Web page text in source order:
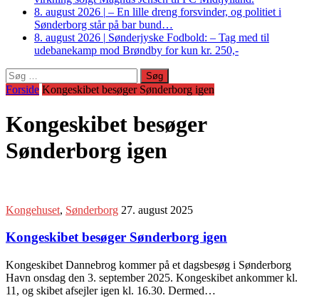
8. august 2026 | – En lille dreng forsvinder, og politiet i
Sønderborg står på bar bund…
8. august 2026 | Sønderjyske Fodbold: – Tag med til
udebanekamp mod Brøndby for kun kr. 250,-
Søg
efter:
Forside Kongeskibet besøger Sønderborg igen
Kongeskibet besøger
Sønderborg igen
Kongehuset, Sønderborg 27. august 2025
Kongeskibet besøger Sønderborg igen
Kongeskibet Dannebrog kommer på et dagsbesøg i Sønderborg
Havn onsdag den 3. september 2025. Kongeskibet ankommer kl.
11, og skibet afsejler igen kl. 16.30. Dermed…